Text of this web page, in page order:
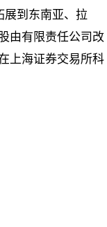
展到东南亚、拉
由有限责任公司改
上海证券交易所科